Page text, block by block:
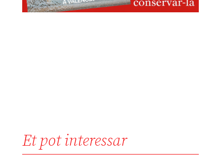
Et pot interessar